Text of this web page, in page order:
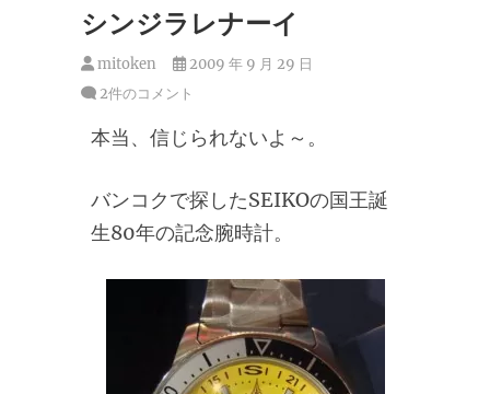
シンジラレナーイ
mitoken
2009 年 9 月 29 日
2件のコメント
本当、信じられないよ～。
バンコクで探したSEIKOの国王誕
生80年の記念腕時計。